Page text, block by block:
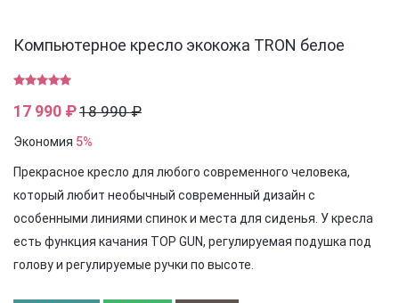
Компьютерное кресло экокожа TRON белое
17 990 ₽18 990 ₽
Экономия 5%
Прекрасное кресло для любого современного человека,
который любит необычный современный дизайн с
особенными линиями спинок и места для сиденья. У кресла
есть функция качания TOP GUN, регулируемая подушка под
голову и регулируемые ручки по высоте.